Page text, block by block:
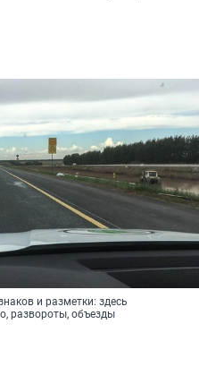
и разметки: здесь
развороты, объезды